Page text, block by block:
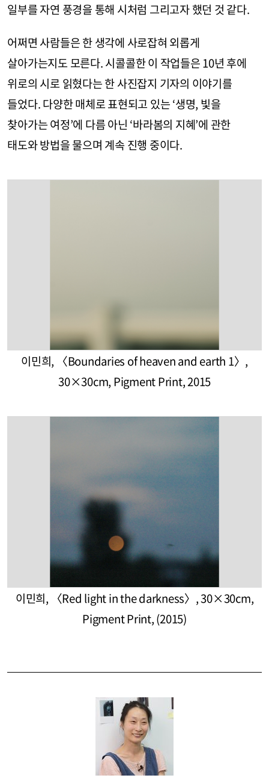
일부를 자연 풍경을 통해 시처럼 그리고자 했던 것 같다.
어쩌면 사람들은 한 생각에 사로잡혀 외롭게
살아가는지도 모른다. 시콜콜한 이 작업들은 10년 후에
위로의 시로 읽혔다는 한 사진잡지 기자의 이야기를
들었다. 다양한 매체로 표현되고 있는 ‘생명, 빛을
찾아가는 여정’에 다름 아닌 ‘바라봄의 지혜’에 관한
태도와 방법을 물으며 계속 진행 중이다.
이민희, 〈Boundaries of heaven and earth 1〉,
30×30cm, Pigment Print, 2015
이민희, 〈Red light in the darkness〉, 30×30cm,
Pigment Print, (2015)